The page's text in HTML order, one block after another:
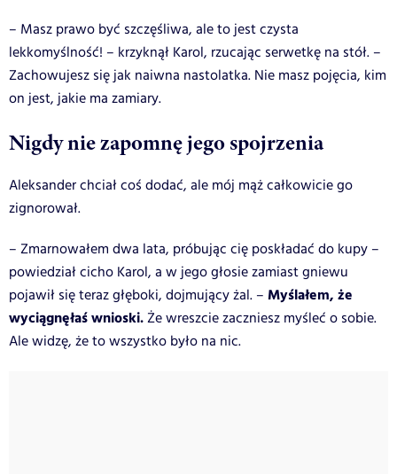
– Masz prawo być szczęśliwa, ale to jest czysta
lekkomyślność! – krzyknął Karol, rzucając serwetkę na stół. –
Zachowujesz się jak naiwna nastolatka. Nie masz pojęcia, kim
on jest, jakie ma zamiary.
Nigdy nie zapomnę jego spojrzenia
Aleksander chciał coś dodać, ale mój mąż całkowicie go
zignorował.
– Zmarnowałem dwa lata, próbując cię poskładać do kupy –
powiedział cicho Karol, a w jego głosie zamiast gniewu
pojawił się teraz głęboki, dojmujący żal. – Myślałem, że
wyciągnęłaś wnioski.Że wreszcie zaczniesz myśleć o sobie.
Ale widzę, że to wszystko było na nic.